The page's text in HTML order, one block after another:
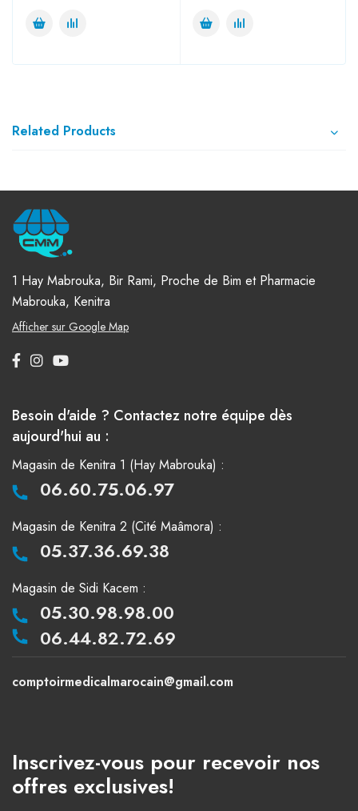
Related Products
1 Hay Mabrouka, Bir Rami, Proche de Bim et Pharmacie
Mabrouka, Kenitra
Afficher sur Google Map
Besoin d'aide ? Contactez notre équipe dès
aujourd'hui au :
Magasin de Kenitra 1 (Hay Mabrouka) :
06.60.75.06.97
Magasin de Kenitra 2 (Cité Maâmora) :
05.37.36.69.38
Magasin de Sidi Kacem :
05.30.98.98.00
06.44.82.72.69
comptoirmedicalmarocain@gmail.com
Inscrivez-vous pour recevoir nos
offres exclusives!